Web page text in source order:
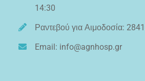
14:30
Ραντεβού για Αιμοδοσία:
Email: info@agnhosp.gr